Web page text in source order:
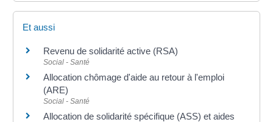
Et aussi
Revenu de solidarité active (RSA)
Social - Santé
Allocation chômage d'aide au retour à l'emploi
(ARE)
Social - Santé
Allocation de solidarité spécifique (ASS) et aides